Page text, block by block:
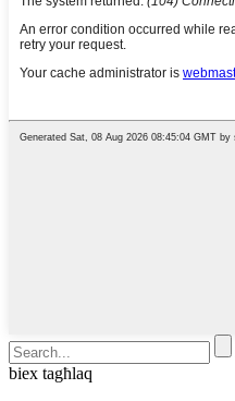
biex tagħlaq